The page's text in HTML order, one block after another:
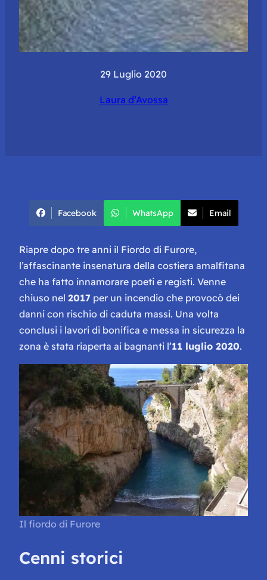
29 Luglio 2020
Laura d’Avossa
Facebook WhatsApp Email
Riapre dopo tre anni il Fiordo di Furore,
l’affascinante insenatura della costiera amalfitana
che ha fatto innamorare poeti e registi. Venne
chiuso nel 2017 per un incendio che provocò dei
danni con rischio di caduta massi. Una volta
conclusi i lavori di bonifica e messa in sicurezza la
zona è stata riaperta ai bagnanti l’11 luglio 2020.
Il fiordo di Furore
Cenni storici